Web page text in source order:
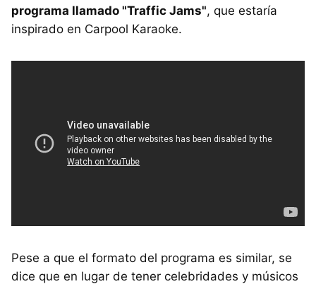
programa llamado "Traffic Jams", que estaría
inspirado en Carpool Karaoke.
Pese a que el formato del programa es similar, se
dice que en lugar de tener celebridades y músicos